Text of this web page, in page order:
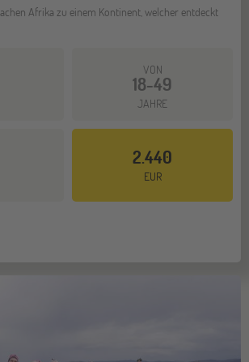
Afrika zu einem Kontinent, welcher entdeckt
VON
18-49
JAHRE
2.440
EUR